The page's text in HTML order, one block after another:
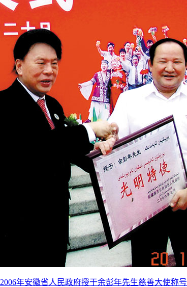
2006年安徽省人民政府授于余彭年先生慈善大使称号